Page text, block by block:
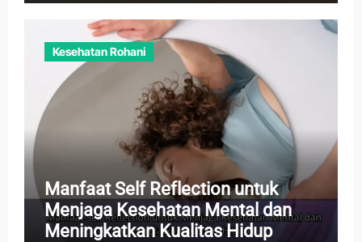
Kesehatan Rohani
Manfaat Self Reflection untuk
Menjaga Kesehatan Mental dan
Meningkatkan Kualitas Hidup